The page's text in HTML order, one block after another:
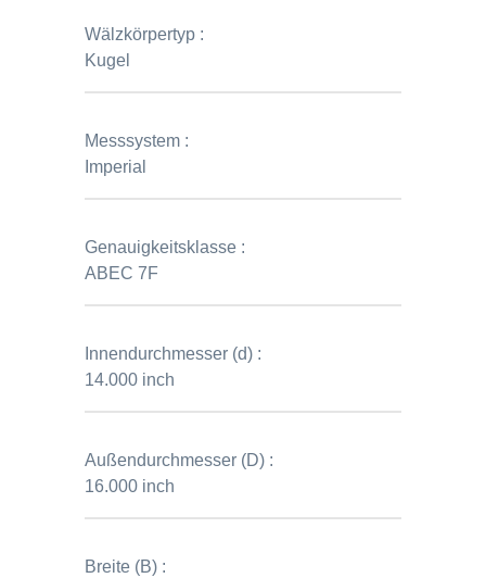
Wälzkörpertyp :
Kugel
Messsystem :
Imperial
Genauigkeitsklasse :
ABEC 7F
Innendurchmesser (d) :
14.000 inch
Außendurchmesser (D) :
16.000 inch
Breite (B) :